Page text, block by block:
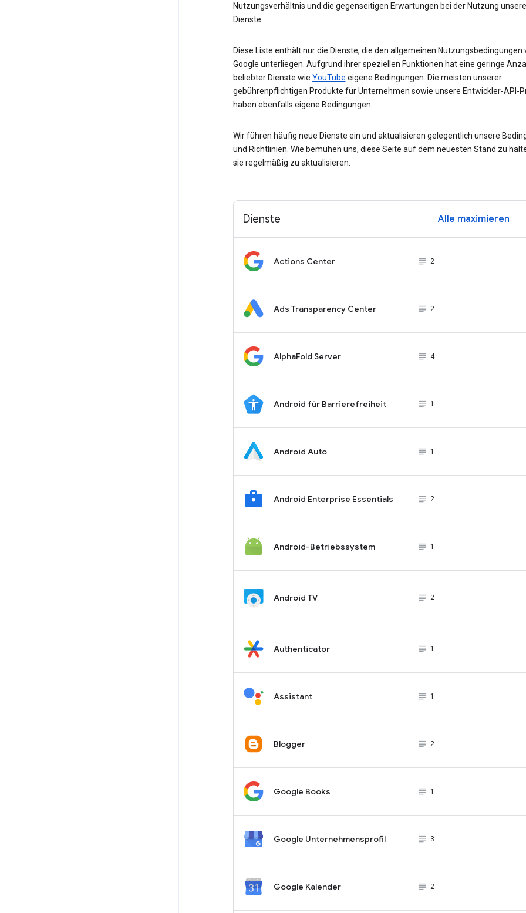
Nutzungsverhältnis und die gegenseitigen Erwartungen bei der Nutzung
Dienste.
Diese Liste enthält nur die Dienste, die den allgemeinen Nutzungsbedingungen
Google unterliegen. Aufgrund ihrer speziellen Funktionen hat eine geringe
beliebter Dienste wie YouTube eigene Bedingungen. Die meisten unserer
gebührenpflichtigen Produkte für Unternehmen sowie unsere Entwickler-API-
haben ebenfalls eigene Bedingungen.
Wir führen häufig neue Dienste ein und aktualisieren gelegentlich unsere
und Richtlinien. Wie bemühen uns, diese Seite auf dem neuesten Stand zu
sie regelmäßig zu aktualisieren.
Dienste Alle maximieren
Actions Center subject_black
2
Ads Transparency Center subject_black
2
AlphaFold Server subject_black
4
Android für Barrierefreiheit subject_black
1
Android Auto subject_black
1
Android Enterprise Essentials subject_black
2
Android-Betriebssystem subject_black
1
Android TV subject_black
2
Authenticator subject_black
1
Assistant subject_black
1
Blogger subject_black
2
Google Books subject_black
1
Google Unternehmensprofil subject_black
3
Google Kalender subject_black
2